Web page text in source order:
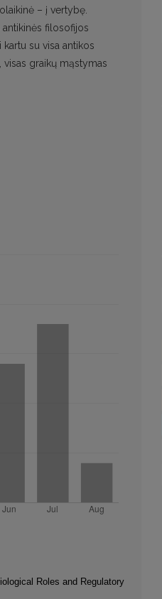
– į vertybę.
filosofijos
su visa antikos
graikų mąstymas
Roles and Regulatory